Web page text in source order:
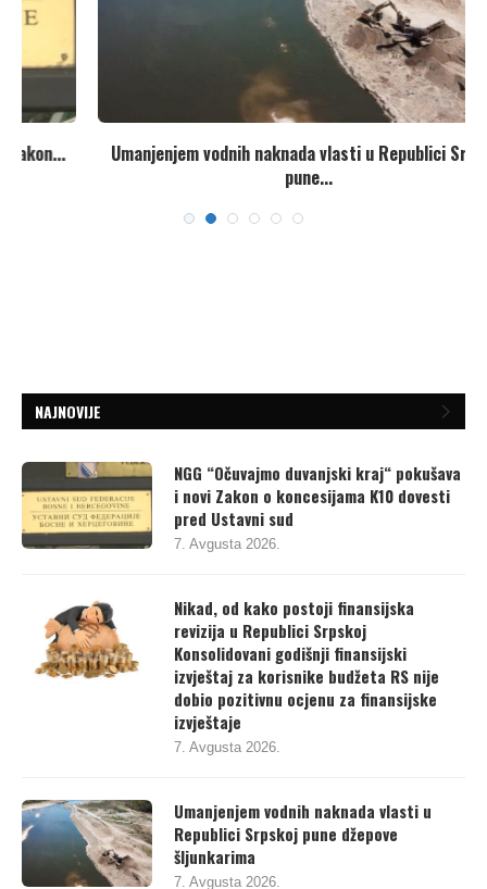
Umanjenjem vodnih naknada vlasti u Republici Srpskoj
NAJNOVIJE
NGG “Očuvajmo duvanjski kraj“ pokušava
i novi Zakon o koncesijama K10 dovesti
pred Ustavni sud
Nikad, od kako postoji finansijska
revizija u Republici Srpskoj
Konsolidovani godišnji finansijski
izvještaj za korisnike budžeta RS nije
dobio pozitivnu ocjenu za finansijske
izvještaje
Umanjenjem vodnih naknada vlasti u
Republici Srpskoj pune džepove
šljunkarima